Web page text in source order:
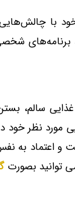
با
برنامه‌های
غذایی
مورد نظر
اعتماد به
توانید بصورت